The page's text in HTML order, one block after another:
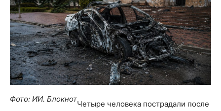
Фото: ИИ. Блокнот
Четыре человека пострадали после